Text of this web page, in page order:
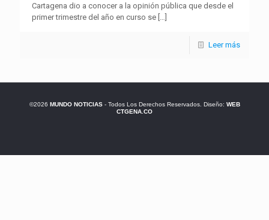
Cartagena dio a conocer a la opinión pública que desde el
primer trimestre del año en curso se […]
Leer más
©2026 MUNDO NOTICIAS- Todos Los Derechos Reservados. Diseño: WEB
CTGENA.CO